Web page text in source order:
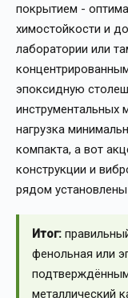
покрытием -
химостойкости и
лаборатории или
эпоксидную
инструментальных
нагрузка
компакта, а вот
конструкции и
рядом
Итог:
фенольная или
металлический